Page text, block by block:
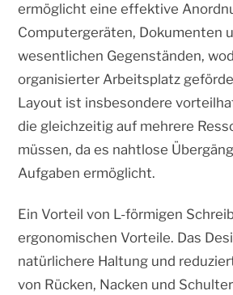
ermöglicht eine effektive
Computergeräten, Dokumenten
wesentlichen Gegenständen,
organisierter Arbeitsplatz
Layout ist insbesondere
die gleichzeitig auf mehrere
müssen, da es nahtlose
Aufgaben ermöglicht.
Ein Vorteil von L-förmigen
ergonomischen Vorteile. Das
natürlichere Haltung und
von Rücken, Nacken und